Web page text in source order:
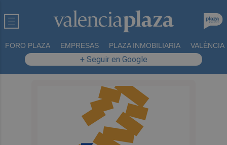
FORO PLAZA EMPRESAS PLAZA INMOBILIARIA VALÈNCIA
+ Seguir en Google